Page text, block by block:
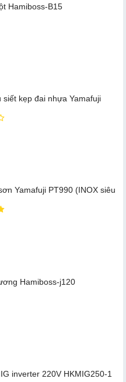
Hamiboss-B15
siết kẹp đai nhựa Yamafuji
Yamafuji PT990 (INOX siêu
Hamiboss-j120
inverter 220V HKMIG250-1